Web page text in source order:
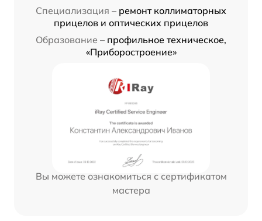
Специализация – ремонт коллиматорных
прицелов и оптических прицелов
Образование – профильное техническое,
«Приборостроение»
Вы можете ознакомиться с сертификатом
мастера